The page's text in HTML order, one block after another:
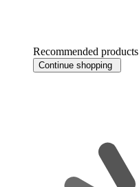
Recommended products
Continue shopping